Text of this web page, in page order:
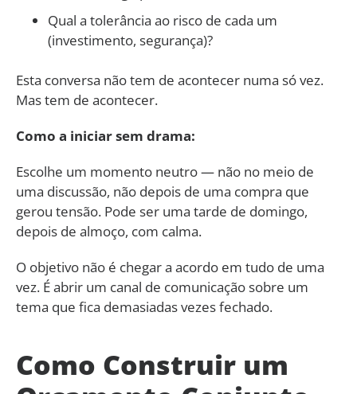
Qual a tolerância ao risco de cada um
(investimento, segurança)?
Esta conversa não tem de acontecer numa só vez.
Mas tem de acontecer.
Como a iniciar sem drama:
Escolhe um momento neutro — não no meio de
uma discussão, não depois de uma compra que
gerou tensão. Pode ser uma tarde de domingo,
depois de almoço, com calma.
O objetivo não é chegar a acordo em tudo de uma
vez. É abrir um canal de comunicação sobre um
tema que fica demasiadas vezes fechado.
Como Construir um